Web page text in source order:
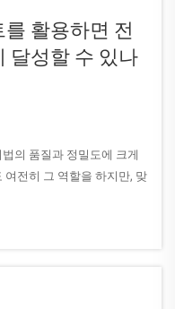
활용하면 전
달성할 수 있나
의 품질과 정밀도에 크게
여전히 그 역할을 하지만, 맞
적으로 변화시킬 수 있는 독